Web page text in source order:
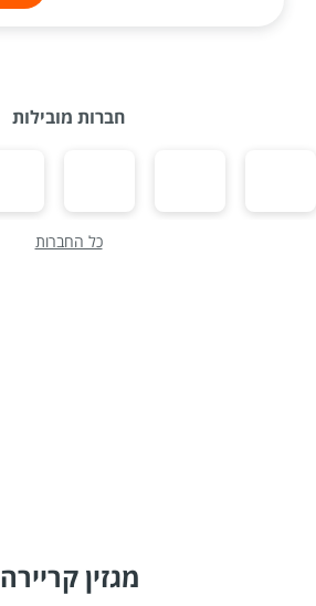
חברות מובילות
כל החברות
מגזין קריירה